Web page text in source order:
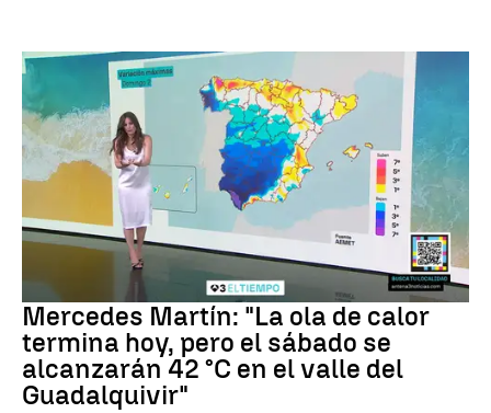
La previsión
Mercedes Martín: "La ola de calor
termina hoy, pero el sábado se
alcanzarán 42 °C en el valle del
Guadalquivir"